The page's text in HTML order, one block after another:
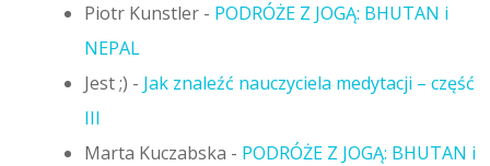
Piotr Kunstler- PODRÓŻE Z JOGĄ: BHUTAN i
NEPAL
Jest ;) - Jak znaleźć nauczyciela medytacji – część
III
Marta Kuczabska - PODRÓŻE Z JOGĄ: BHUTAN i